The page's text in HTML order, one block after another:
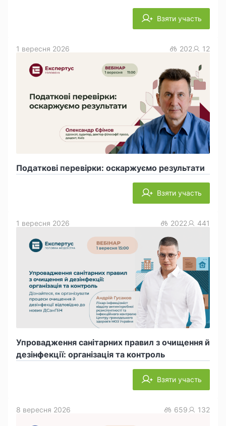
Взяти участь
Податкові перевірки: оскаржуємо результати
1 вересня 2026 202 12
Взяти участь
Упровадження санітарних правил з очищення й
дезінфекції: організація та контроль
1 вересня 2026 2022 441
Взяти участь
8 вересня 2026 659 132